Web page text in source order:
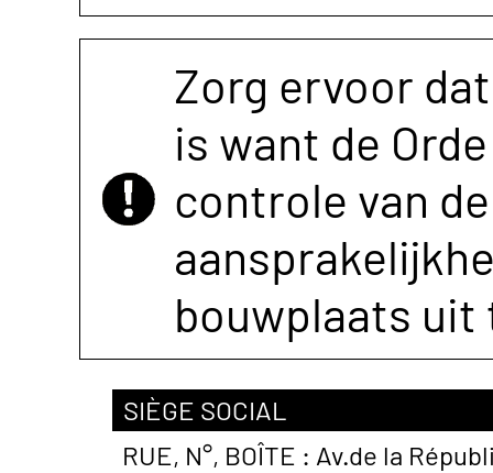
Zorg ervoor
is want de
controle van
bouwplaats uit
SIÈGE SOCIAL
RUE, N°, BOÎTE : Av.de la